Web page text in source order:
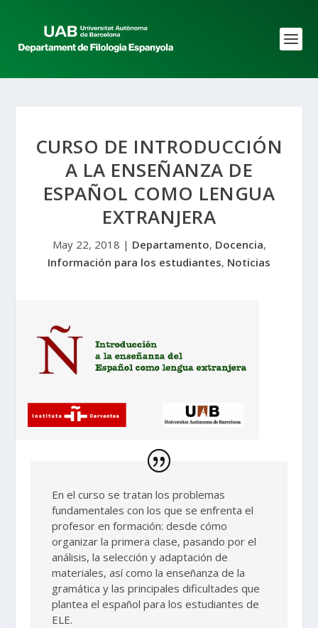
CURSO DE INTRODUCCIÓN
A LA ENSEÑANZA DE
ESPAÑOL COMO LENGUA
EXTRANJERA
May 22, 2018 | Departamento, Docencia,
Información para los estudiantes, Noticias
En el curso se tratan los problemas
fundamentales con los que se enfrenta el
profesor en formación: desde cómo
organizar la primera clase, pasando por el
análisis, la selección y adaptación de
materiales, así como la enseñanza de la
gramática y las principales dificultades que
plantea el español para los estudiantes de
ELE.